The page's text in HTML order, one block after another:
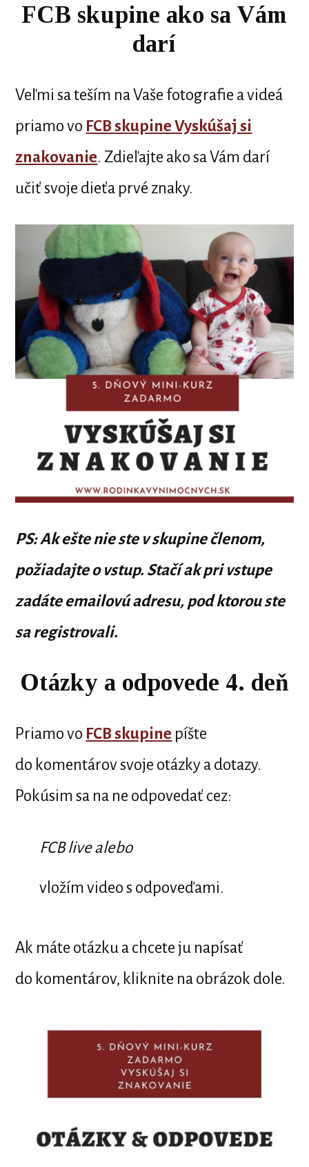
FCB skupine ako sa Vám
darí
Veľmi sa teším na Vaše fotografie a videá
priamo vo FCB skupine Vyskúšaj si
znakovanie. Zdieľajte ako sa Vám darí
učiť svoje dieťa prvé znaky.
PS: Ak ešte nie ste v skupine členom,
požiadajte o vstup. Stačí ak pri vstupe
zadáte emailovú adresu, pod ktorou ste
sa registrovali.
Otázky a odpovede 4. deň
Priamo vo FCB skupine píšte
do komentárov svoje otázky a dotazy.
Pokúsim sa na ne odpovedať cez:
FCB live alebo
vložím video s odpoveďami.
Ak máte otázku a chcete ju napísať
do komentárov, kliknite na obrázok dole.